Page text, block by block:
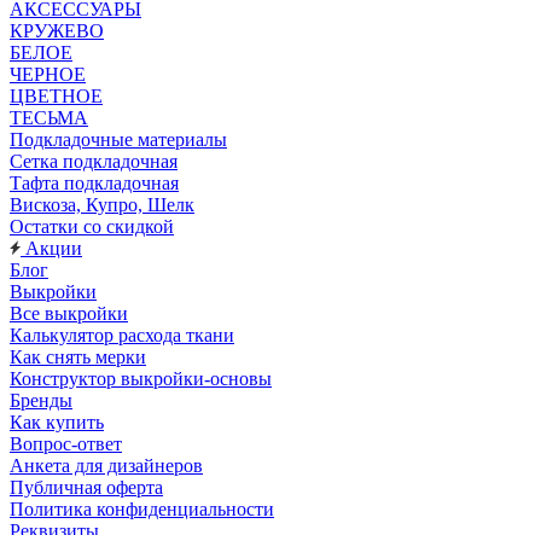
АКСЕССУАРЫ
КРУЖЕВО
БЕЛОЕ
ЧЕРНОЕ
ЦВЕТНОЕ
ТЕСЬМА
Подкладочные материалы
Сетка подкладочная
Тафта подкладочная
Вискоза, Купро, Шелк
Остатки со скидкой
Акции
Блог
Выкройки
Все выкройки
Калькулятор расхода ткани
Как снять мерки
Конструктор выкройки-основы
Бренды
Как купить
Вопрос-ответ
Анкета для дизайнеров
Публичная оферта
Политика конфиденциальности
Реквизиты